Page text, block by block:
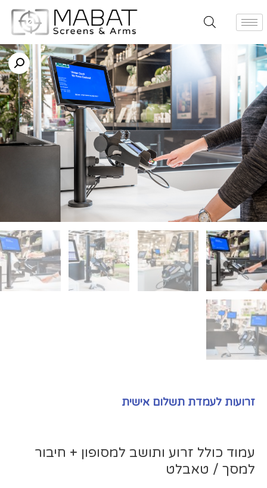
זרועות לעמדת תשלום אישית
עמוד כולל זרוע ותושב למסופון + חיבור
למסך / טאבלט